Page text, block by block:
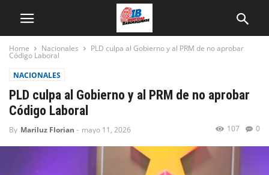
Home Nacionales PLD culpa al Gobierno y al PRM de no aprobar
Código Laboral
NACIONALES
PLD culpa al Gobierno y al PRM de no aprobar
Código Laboral
By Mariluz Florian - mayo 11, 2026 0
107